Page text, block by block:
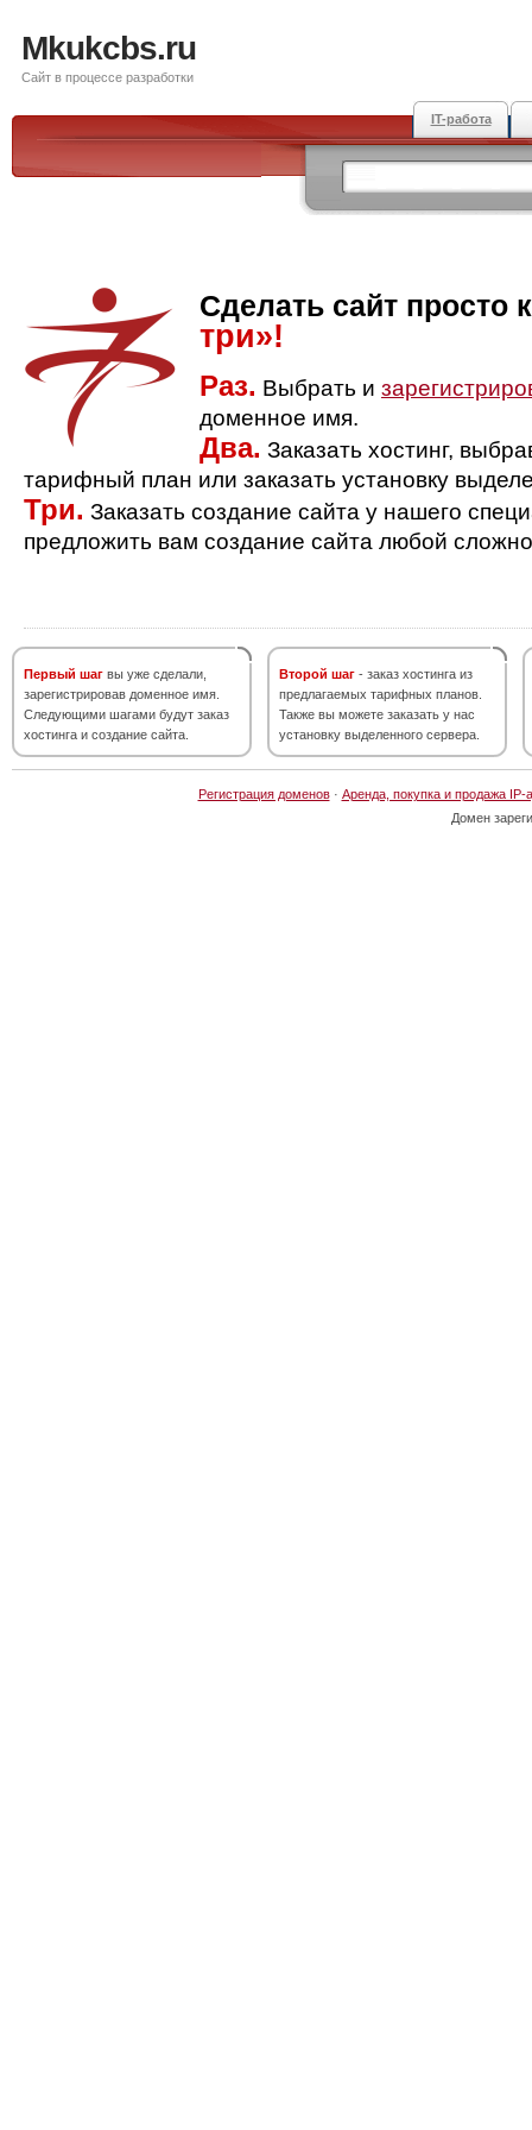
Mkukcbs.ru
Сайт в процессе разработки
IT-работа
Сделать сайт просто
три»!
Раз. Выбрать и
доменное имя.
Два. Заказать хостинг,
тарифный план или заказать установку
Три. Заказать создание сайта у нашего
предложить вам создание сайта любой
Первый шаг вы уже сделали,
зарегистрировав доменное имя.
Следующими шагами будут заказ
хостинга и создание сайта.
Второй шаг - заказ хостинга из
предлагаемых тарифных планов.
Также вы можете заказать у нас
установку выделенного сервера.
Регистрация доменов· Аренда, покупка и продажа IP-
Домен